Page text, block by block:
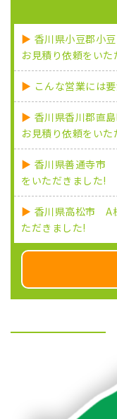
香川県小豆郡小
お見積り依頼をいた
こんな営業には
香川県香川郡直
お見積り依頼をいた
香川県善通寺市
をいただきました!
香川県高松市 A
ただきました!